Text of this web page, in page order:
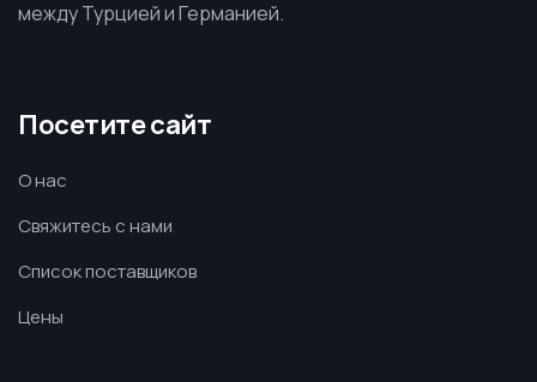
между Турцией и Германией.
Посетите сайт
О нас
Свяжитесь с нами
Список поставщиков
Цены